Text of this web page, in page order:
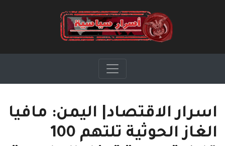
اسرار الاقتصاد| اليمن: مافيا
الغاز الحوثية تلتهم 100